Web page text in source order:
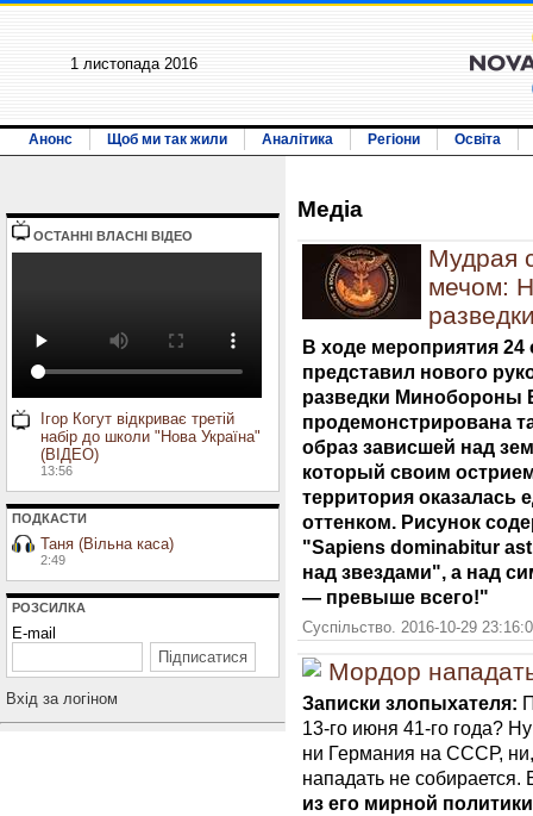
1 листопада 2016
Анонс Щоб ми так жили Аналітика Регіони Освіта
ОСТАННI ВЛАСНI ВIДЕО
Ігор Когут відкриває третій
набір до школи "Нова Україна"
(ВІДЕО)
13:56
ПОДКАСТИ
Таня (Вільна каса)
2:49
РОЗСИЛКА
E-mail
Вхiд за логiном
Медiа
Мудрая
мечом:
В ходе мероприятия 24
представил нового
разведки Минобороны
продемонстрирована
образ зависшей над
который своим
территория оказалась
оттенком. Рисунок
"Sapiens dominabitur
над звездами", а над
— превыше всего!"
Суспільство. 2016-10-29
Мордор
Записки злопыхателя:
13-го июня 41-го года?
ни Германия на СССР,
нападать не собирается.
из его мирной